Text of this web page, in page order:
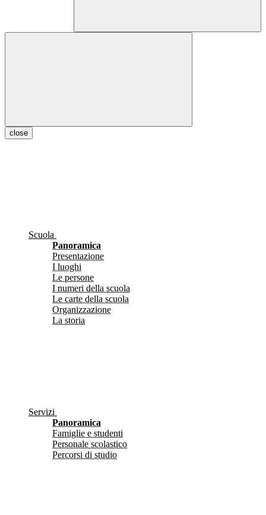
close
Scuola
Panoramica
Presentazione
I luoghi
Le persone
I numeri della scuola
Le carte della scuola
Organizzazione
La storia
Servizi
Panoramica
Famiglie e studenti
Personale scolastico
Percorsi di studio